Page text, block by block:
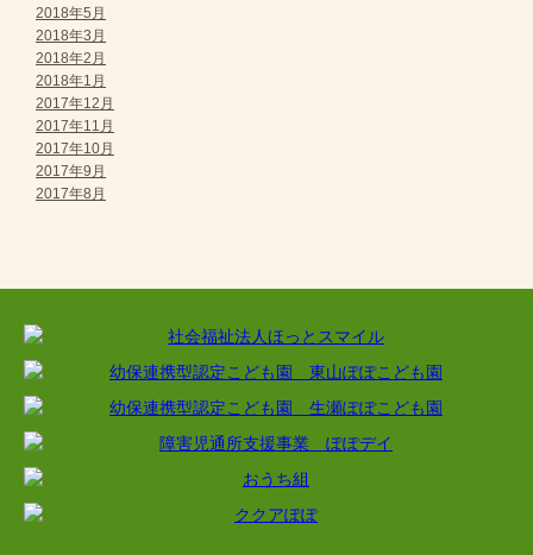
2018年5月
2018年3月
2018年2月
2018年1月
2017年12月
2017年11月
2017年10月
2017年9月
2017年8月